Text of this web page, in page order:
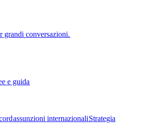
grandi conversazioni.​​
e guida​​
assunzioni internazionali​​Strategia